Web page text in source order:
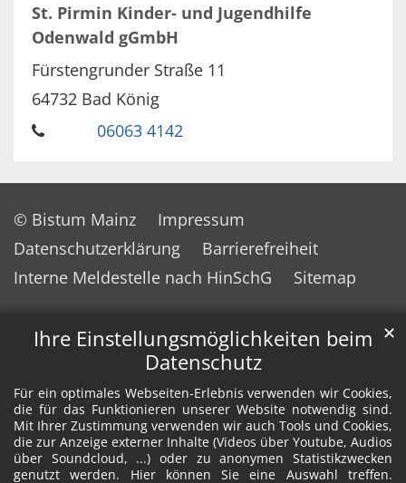
Ihre Einstellungsmöglichkeiten beim
Datenschutz
Für ein optimales Webseiten-Erlebnis verwenden wir Cookies,
die für das Funktionieren unserer Website notwendig sind.
Mit Ihrer Zustimmung verwenden wir auch Tools und Cookies,
die zur Anzeige externer Inhalte (Videos über Youtube, Audios
über Soundcloud, ...) oder zu anonymen Statistikzwecken
genutzt werden. Hier können Sie eine Auswahl treffen.
✕
St. Pirmin Kinder- und Jugendhilfe
Odenwald gGmbH
Fürstengrunder Straße 11
64732 Bad König
06063 4142
© Bistum Mainz
Impressum
Datenschutzerklärung
Barrierefreiheit
Interne Meldestelle nach HinSchG
Sitemap